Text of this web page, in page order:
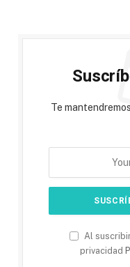
Te
Al
privacidad